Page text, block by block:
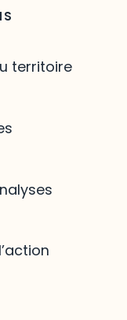
territoire